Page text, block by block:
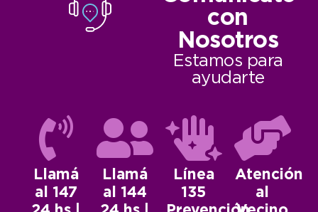
con
Nosotros
Estamos para
ayudarte
Llamá
al 147
Llamá
al 144
Línea
135
Atención
al